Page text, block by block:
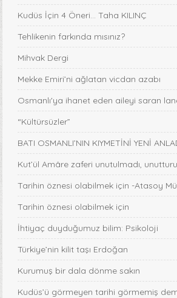
Kudüs İçin 4 Öneri... Taha KILINÇ
Tehlikenin farkında mısınız?
Mihvak Dergi
Mekke Emiri’ni ağlatan vicdan azabı
Osmanlı'ya ihanet eden aileyi saran
“Kültürsüzler”
BATI OSMANLI’NIN KIYMETİNİ YENİ
Kut’ül Amâre zaferi unutulmadı,
Tarihin öznesi olabilmek için -Atasoy
Tarihin öznesi olabilmek için
İhtiyaç duyduğumuz bilim: Psikoloji
Türkiye’nin kilit taşı Erdoğan
Kurumuş bir dala dönme sakın
Kudüs’ü görmeyen tarihi görmemiş